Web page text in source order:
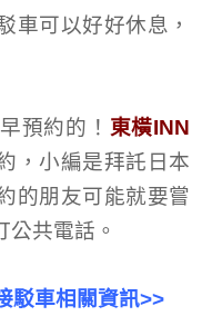
車可以好好休息，
預約的！ 東橫INN
，小編是拜託日本
的朋友可能就要嘗
共電話。
駁車相關資訊>>